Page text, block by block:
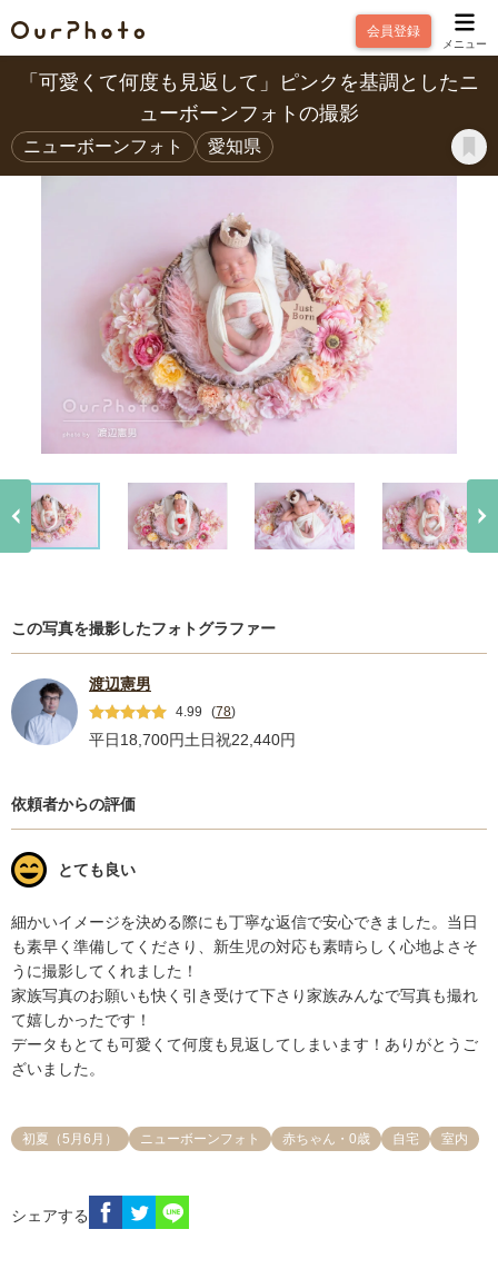
会員登録
メニュー
「可愛くて何度も見返して」ピンクを基調としたニ
ューボーンフォトの撮影
ニューボーンフォト 愛知県
この写真を撮影したフォトグラファー
渡辺憲男
4.99 (78)
平日18,700円土日祝22,440円
依頼者からの評価
とても良い
細かいイメージを決める際にも丁寧な返信で安心できました。当日
も素早く準備してくださり、新生児の対応も素晴らしく心地よさそ
うに撮影してくれました！
家族写真のお願いも快く引き受けて下さり家族みんなで写真も撮れ
て嬉しかったです！
データもとても可愛くて何度も見返してしまいます！ありがとうご
ざいました。
初夏（5月6月） ニューボーンフォト 赤ちゃん・0歳 自宅 室内
シェアする